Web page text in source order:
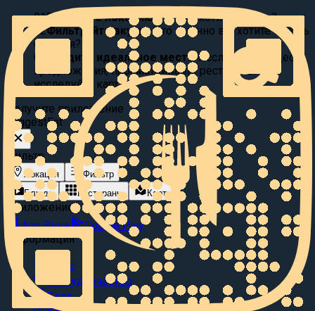
01Выберите локацию:
Где вы хотите поесть?
02Фильтруйте вкусы: Что именно вы хотите съесть
сегодня?
03
Найдите идеальное место Исследуйте видео
предложения, просматривайте рестораны или
исследуйте карту.
Получите приложение
SuggestEat
Фильтр
Локация
Фильтр
Блюда
Рестораны Карта
Приложение
App Store
Google Play
Информация
О нас
Сотрудничество
Блог